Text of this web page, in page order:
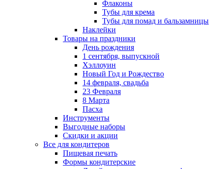
Флаконы
Тубы для крема
Тубы для помад и бальзамницы
Наклейки
Товары на праздники
День рождения
1 сентября, выпускной
Хэллоуин
Новый Год и Рождество
14 февраля, свадьба
23 Февраля
8 Марта
Пасха
Инструменты
Выгодные наборы
Скидки и акции
Все для кондитеров
Пищевая печать
Формы кондитерские